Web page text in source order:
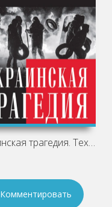
Украинская трагедия. Технологии
Комментировать